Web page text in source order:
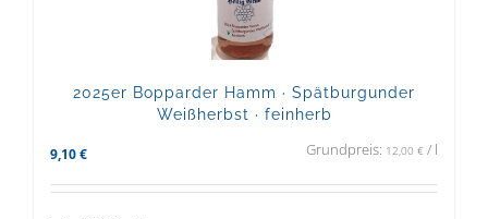
2025er Bopparder Hamm · Spätburgunder
Weißherbst · feinherb
9,10 € Grundpreis: 12,00 € / l